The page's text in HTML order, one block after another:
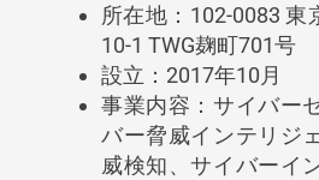
所在地：102-0083 東
10-1 TWG麹町701号
設立：2017年10月
事業内容：サイバー
バー脅威インテリジ
威検知、サイバーイ